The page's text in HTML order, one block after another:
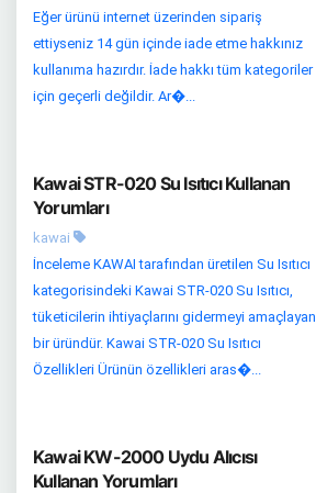
Eğer ürünü internet üzerinden sipariş
ettiyseniz 14 gün içinde iade etme hakkınız
kullanıma hazırdır. İade hakkı tüm kategoriler
için geçerli değildir. Ar�...
Kawai STR-020 Su Isıtıcı Kullanan
Yorumları
kawai
İnceleme KAWAI tarafından üretilen Su Isıtıcı
kategorisindeki Kawai STR-020 Su Isıtıcı,
tüketicilerin ihtiyaçlarını gidermeyi amaçlayan
bir üründür. Kawai STR-020 Su Isıtıcı
Özellikleri Ürünün özellikleri aras�...
Kawai KW-2000 Uydu Alıcısı
Kullanan Yorumları